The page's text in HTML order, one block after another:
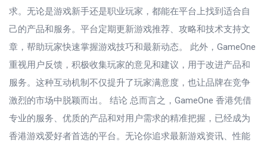
求。无论是游戏新手还是职业玩家，都能在平台上找到适合自
己的产品和服务。平台定期更新游戏推荐、攻略和技术支持文
章，帮助玩家快速掌握游戏技巧和最新动态。 此外，GameOne
重视用户反馈，积极收集玩家的意见和建议，用于改进产品和
服务。这种互动机制不仅提升了玩家满意度，也让品牌在竞争
激烈的市场中脱颖而出。 结论 总而言之，GameOne 香港凭借
专业的服务、优质的产品和对用户需求的精准把握，已经成为
香港游戏爱好者首选的平台。无论你追求最新游戏资讯、性能